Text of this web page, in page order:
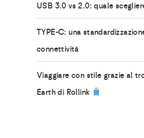
USB 3.0 vs 2.0: quale
TYPE-C: una
connettività
Viaggiare con stile grazie al
Earth di Rollink